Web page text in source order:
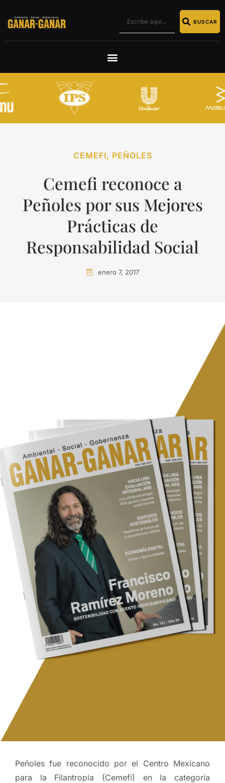
BUSCAR
CEMEFI, PEÑOLES
Cemefi reconoce a
Peñoles por sus Mejores
Prácticas de
Responsabilidad Social
enero 7, 2017
Peñoles fue reconocido por el Centro Mexicano
para la Filantropía (Cemefi) en la categoría